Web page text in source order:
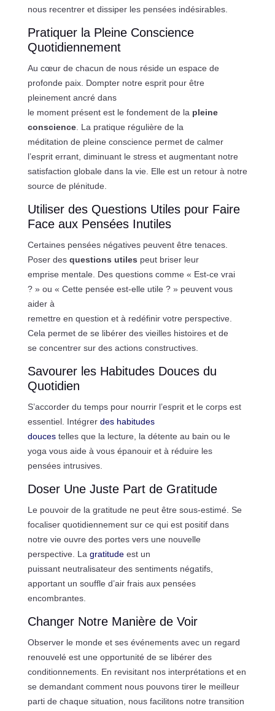
nous recentrer et dissiper les pensées indésirables.
Pratiquer la Pleine Conscience
Quotidiennement
Au cœur de chacun de nous réside un espace de
profonde paix. Dompter notre esprit pour être
pleinement ancré dans
le moment présent est le fondement de la pleine
conscience. La pratique régulière de la
méditation de pleine conscience permet de calmer
l’esprit errant, diminuant le stress et augmentant notre
satisfaction globale dans la vie. Elle est un retour à notre
source de plénitude.
Utiliser des Questions Utiles pour Faire
Face aux Pensées Inutiles
Certaines pensées négatives peuvent être tenaces.
Poser des questions utiles peut briser leur
emprise mentale. Des questions comme « Est-ce vrai
? » ou « Cette pensée est-elle utile ? » peuvent vous
aider à
remettre en question et à redéfinir votre perspective.
Cela permet de se libérer des vieilles histoires et de
se concentrer sur des actions constructives.
Savourer les Habitudes Douces du
Quotidien
S’accorder du temps pour nourrir l’esprit et le corps est
essentiel. Intégrer des habitudes
doucestelles que la lecture, la détente au bain ou le
yoga vous aide à vous épanouir et à réduire les
pensées intrusives.
Doser Une Juste Part de Gratitude
Le pouvoir de la gratitude ne peut être sous-estimé. Se
focaliser quotidiennement sur ce qui est positif dans
notre vie ouvre des portes vers une nouvelle
perspective. La gratitudeest un
puissant neutralisateur des sentiments négatifs,
apportant un souffle d’air frais aux pensées
encombrantes.
Changer Notre Manière de Voir
Observer le monde et ses événements avec un regard
renouvelé est une opportunité de se libérer des
conditionnements. En revisitant nos interprétations et en
se demandant comment nous pouvons tirer le meilleur
parti de chaque situation, nous facilitons notre transition